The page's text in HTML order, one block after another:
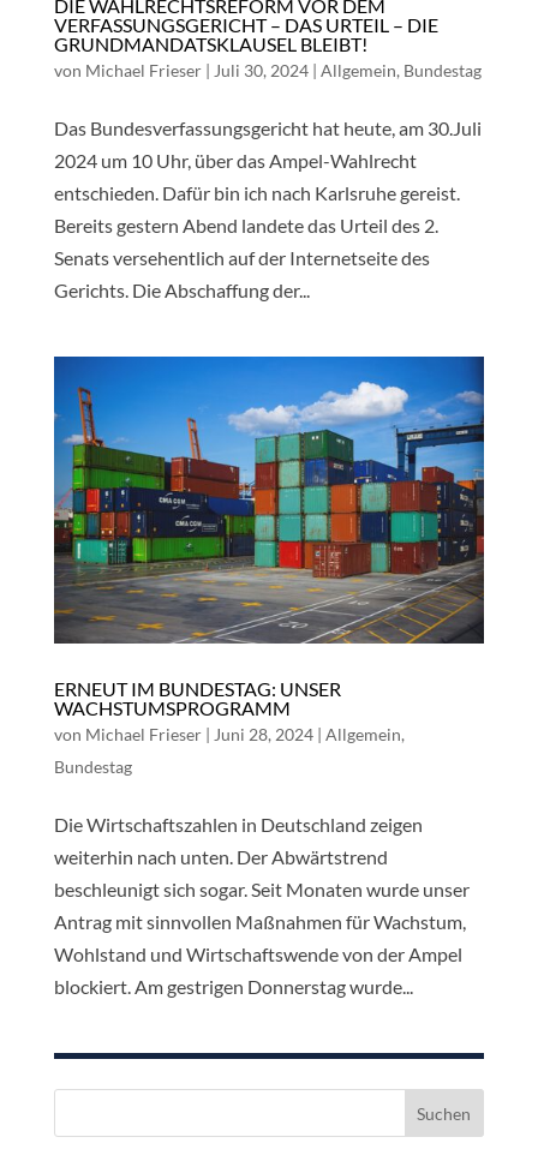
DIE WAHLRECHTSREFORM VOR DEM
VERFASSUNGSGERICHT – DAS URTEIL – DIE
GRUNDMANDATSKLAUSEL BLEIBT!
von Michael Frieser| Juli 30, 2024| Allgemein, Bundestag
Das Bundesverfassungsgericht hat heute, am 30.Juli
2024 um 10 Uhr, über das Ampel-Wahlrecht
entschieden. Dafür bin ich nach Karlsruhe gereist.
Bereits gestern Abend landete das Urteil des 2.
Senats versehentlich auf der Internetseite des
Gerichts. Die Abschaffung der...
ERNEUT IM BUNDESTAG: UNSER
WACHSTUMSPROGRAMM
von Michael Frieser| Juni 28, 2024| Allgemein,
Bundestag
Die Wirtschaftszahlen in Deutschland zeigen
weiterhin nach unten. Der Abwärtstrend
beschleunigt sich sogar. Seit Monaten wurde unser
Antrag mit sinnvollen Maßnahmen für Wachstum,
Wohlstand und Wirtschaftswende von der Ampel
blockiert. Am gestrigen Donnerstag wurde...